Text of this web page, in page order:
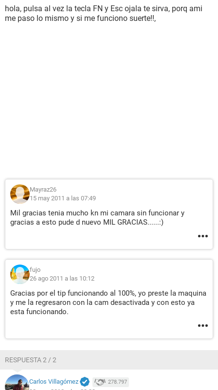
hola, pulsa al vez la tecla FN y Esc ojala te sirva, porq ami
me paso lo mismo y si me funciono suerte!!,
Mayraz26
15 may 2011 a las 07:49
Mil gracias tenia mucho kn mi camara sin funcionar y
gracias a esto pude d nuevo MIL GRACIAS......:)
fujo
26 ago 2011 a las 10:12
Gracias por el tip funcionando al 100%, yo preste la maquina
y me la regresaron con la cam desactivada y con esto ya
esta funcionando.
RESPUESTA 2 / 2
Carlos Villagómez 278.797